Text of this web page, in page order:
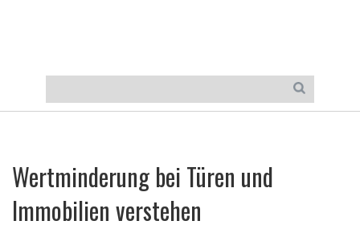
Wertminderung bei Türen und
Immobilien verstehen